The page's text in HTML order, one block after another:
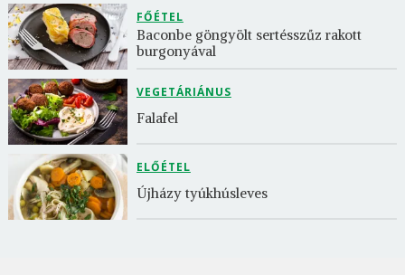
FŐÉTEL
Baconbe göngyölt sertésszűz rakott
burgonyával
VEGETÁRIÁNUS
Falafel
ELŐÉTEL
Újházy tyúkhúsleves